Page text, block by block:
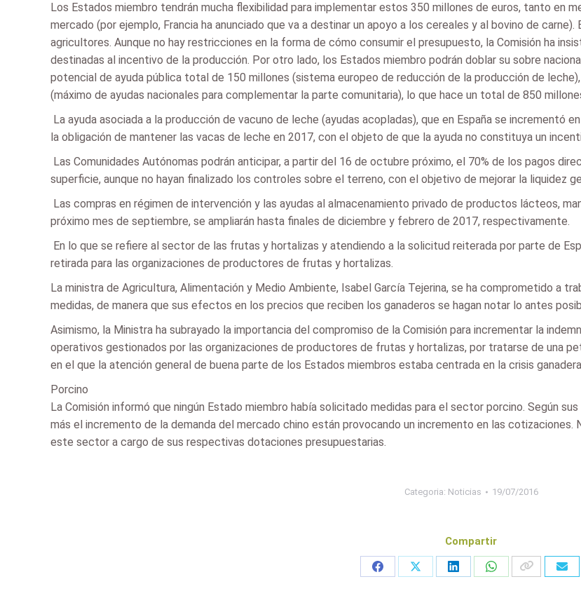
Los Estados miembro tendrán mucha flexibilidad para implementar estos 350 millones de euros, tanto en
mercado (por ejemplo, Francia ha anunciado que va a destinar un apoyo a los cereales y al bovino de
agricultores. Aunque no hay restricciones en la forma de cómo consumir el presupuesto, la Comisión ha
destinadas al incentivo de la producción. Por otro lado, los Estados miembro podrán doblar su sobre
potencial de ayuda pública total de 150 millones (sistema europeo de reducción de la producción de
(máximo de ayudas nacionales para complementar la parte comunitaria), lo que hace un total de 850
 La ayuda asociada a la producción de vacuno de leche (ayudas acopladas), que en España se incrementó
la obligación de mantener las vacas de leche en 2017, con el objeto de que la ayuda no constituya un
 Las Comunidades Autónomas podrán anticipar, a partir del 16 de octubre próximo, el 70% de los pagos
superficie, aunque no hayan finalizado los controles sobre el terreno, con el objetivo de mejorar la liquidez
 Las compras en régimen de intervención y las ayudas al almacenamiento privado de productos lácteos,
próximo mes de septiembre, se ampliarán hasta finales de diciembre y febrero de 2017, respectivamente.
 En lo que se refiere al sector de las frutas y hortalizas y atendiendo a la solicitud reiterada por parte de
retirada para las organizaciones de productores de frutas y hortalizas.
La ministra de Agricultura, Alimentación y Medio Ambiente, Isabel García Tejerina, se ha comprometido a
medidas, de manera que sus efectos en los precios que reciben los ganaderos se hagan notar lo antes
Asimismo, la Ministra ha subrayado la importancia del compromiso de la Comisión para incrementar la
operativos gestionados por las organizaciones de productores de frutas y hortalizas, por tratarse de una
en el que la atención general de buena parte de los Estados miembros estaba centrada en la crisis
Porcino
La Comisión informó que ningún Estado miembro había solicitado medidas para el sector porcino. Según
más el incremento de la demanda del mercado chino están provocando un incremento en las
este sector a cargo de sus respectivas dotaciones presupuestarias.
Categoria: Noticias 19/07/2016
Compartir
Share
Share
Share
Share